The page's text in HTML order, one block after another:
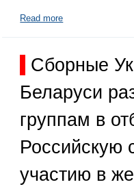
Read more
Сборные
Беларуси
группам в
Российскую
участию в